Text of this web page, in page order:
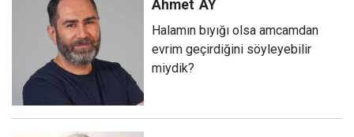
Ahmet AY
Halamın bıyığı olsa amcamdan
evrim geçirdiğini söyleyebilir
miydik?